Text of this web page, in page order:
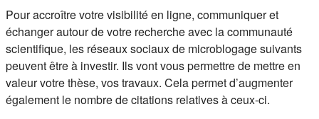
Pour accroître votre visibilité en ligne, communiquer et
échanger autour de votre recherche avec la communauté
scientifique, les réseaux sociaux de microblogage suivants
peuvent être à investir. Ils vont vous permettre de mettre en
valeur votre thèse, vos travaux. Cela permet d’augmenter
également le nombre de citations relatives à ceux-ci.